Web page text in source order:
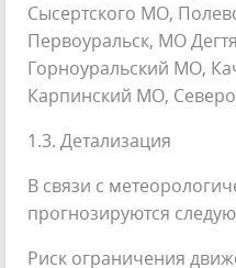
Сысертского МО,
Первоуральск, МО
Горноуральский МО,
Карпинский МО,
1.3. Детализация
В связи с
прогнозируются
Риск ограничения